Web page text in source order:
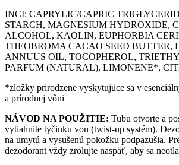
INCI: CAPRYLIC/CAPRIC
STARCH, MAGNESIUM HYDROXIDE,
ALCOHOL, KAOLIN, EUPHORBIA
THEOBROMA CACAO SEED BUTTER,
ANNUUS OIL, TOCOPHEROL,
PARFUM (NATURAL), LIMONENE*,
*zložky prirodzene vyskytujúce sa v
a prírodnej vôni
NÁVOD NA POUŽITIE: Tubu otvorte a
vytiahnite tyčinku von (twist-up systém).
na umytú a vysušenú pokožku podpazušia.
dezodorant vždy zrolujte naspäť, aby sa